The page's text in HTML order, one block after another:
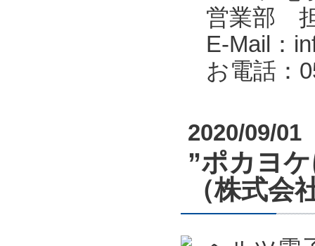
営業部
E-Mail：
お電話：
2020/09/01
”ポカヨ
（株式会